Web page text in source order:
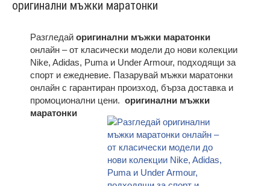
оригинални мъжки маратонки
Разгледай оригинални мъжки маратонки
онлайн – от класически модели до нови колекции
Nike, Adidas, Puma и Under Armour, подходящи за
спорт и ежедневие. Пазарувай мъжки маратонки
онлайн с гарантиран произход, бърза доставка и
промоционални цени. оригинални мъжки
маратонки